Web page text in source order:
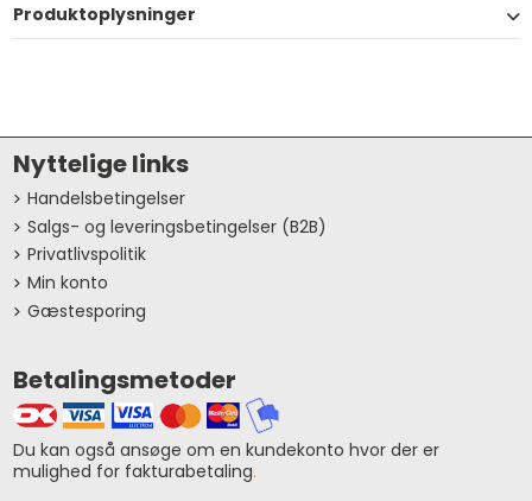
Produktoplysninger
Nyttelige links
Handelsbetingelser
Salgs- og leveringsbetingelser (B2B)
Privatlivspolitik
Min konto
Gæstesporing
Betalingsmetoder
Du kan også ansøge om en kundekonto hvor der er
mulighed for fakturabetaling.